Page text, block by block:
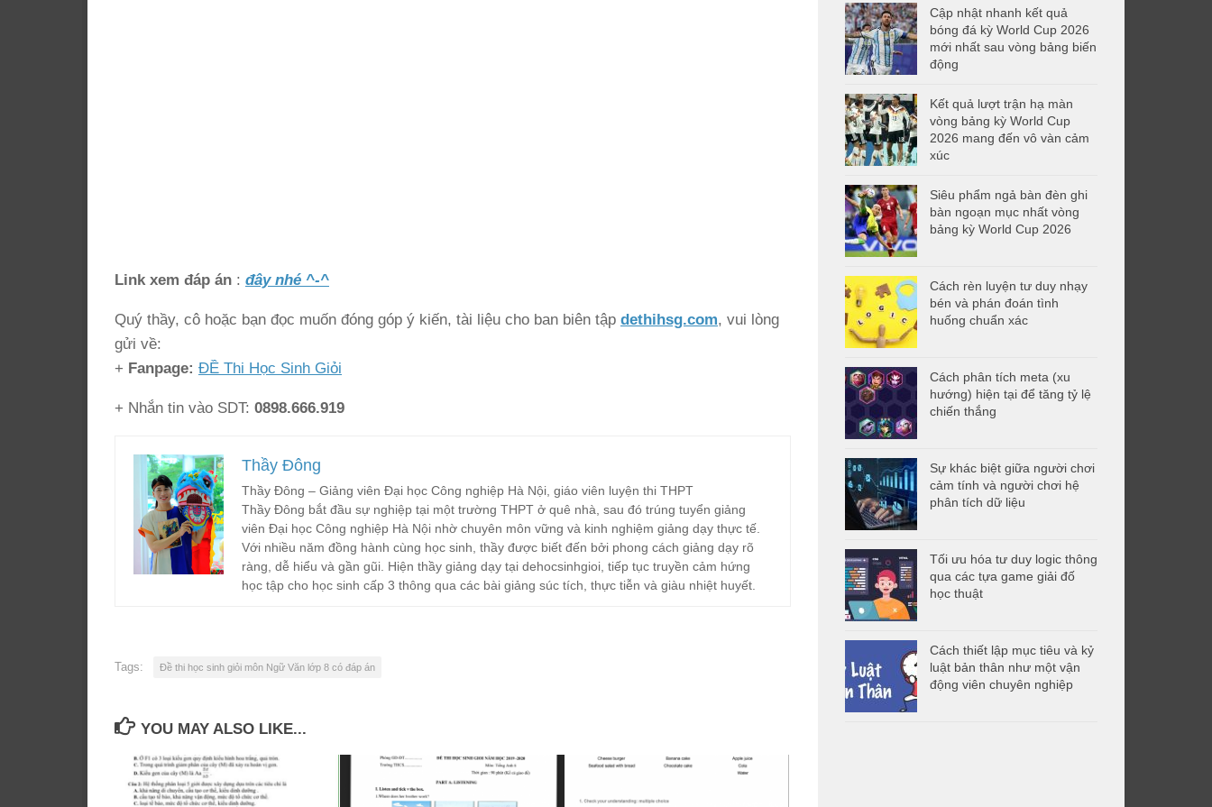
Link xem đáp án : đây nhé ^-^
Quý thầy, cô hoặc bạn đọc muốn đóng góp ý kiến, tài liệu cho ban biên tập dethihsg.com, vui lòng
gửi về:
+ Fanpage: ĐỀ Thi Học Sinh Giỏi
+ Nhắn tin vào SDT: 0898.666.919
Thầy Đông
Thầy Đông – Giảng viên Đại học Công nghiệp Hà Nội, giáo viên luyện thi THPT
Thầy Đông bắt đầu sự nghiệp tại một trường THPT ở quê nhà, sau đó trúng tuyển giảng
viên Đại học Công nghiệp Hà Nội nhờ chuyên môn vững và kinh nghiệm giảng dạy thực tế.
Với nhiều năm đồng hành cùng học sinh, thầy được biết đến bởi phong cách giảng dạy rõ
ràng, dễ hiểu và gần gũi. Hiện thầy giảng dạy tại dehocsinhgioi, tiếp tục truyền cảm hứng
học tập cho học sinh cấp 3 thông qua các bài giảng súc tích, thực tiễn và giàu nhiệt huyết.
Tags: Đề thi học sinh giỏi môn Ngữ Văn lớp 8 có đáp án
YOU MAY ALSO LIKE...
Cập nhật nhanh kết quả
bóng đá kỳ World Cup 2026
mới nhất sau vòng bảng biến
động
Kết quả lượt trận hạ màn
vòng bảng kỳ World Cup
2026 mang đến vô vàn cảm
xúc
Siêu phẩm ngả bàn đèn ghi
bàn ngoạn mục nhất vòng
bảng kỳ World Cup 2026
Cách rèn luyện tư duy nhạy
bén và phán đoán tình
huống chuẩn xác
Cách phân tích meta (xu
hướng) hiện tại để tăng tỷ lệ
chiến thắng
Sự khác biệt giữa người chơi
cảm tính và người chơi hệ
phân tích dữ liệu
Tối ưu hóa tư duy logic thông
qua các tựa game giải đố
học thuật
Cách thiết lập mục tiêu và kỷ
luật bản thân như một vận
động viên chuyên nghiệp